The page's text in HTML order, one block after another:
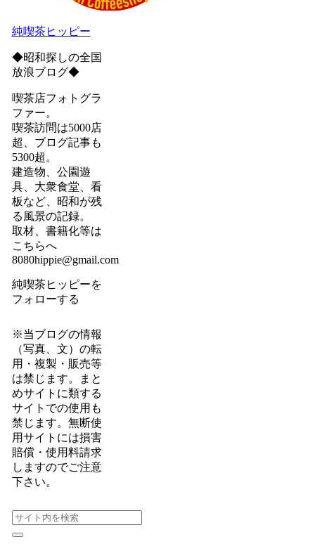
純喫茶ヒッピー
◆昭和探しの全国
放浪ブログ◆
喫茶店フォトグラ
ファー。
喫茶訪問は5000店
超、ブログ記事も
5300超。
建造物、公園遊
具、大衆食堂、看
板など、昭和が残
る風景の記録。
取材、書籍化等は
こちらへ
8080hippie@gmail.com
純喫茶ヒッピーを
フォローする
※当ブログの情報
（写真、文）の転
用・複製・販売等
は禁じます。まと
めサイトに類する
サイトでの使用も
禁じます。無断使
用サイトには損害
賠償・使用料請求
しますのでご注意
下さい。